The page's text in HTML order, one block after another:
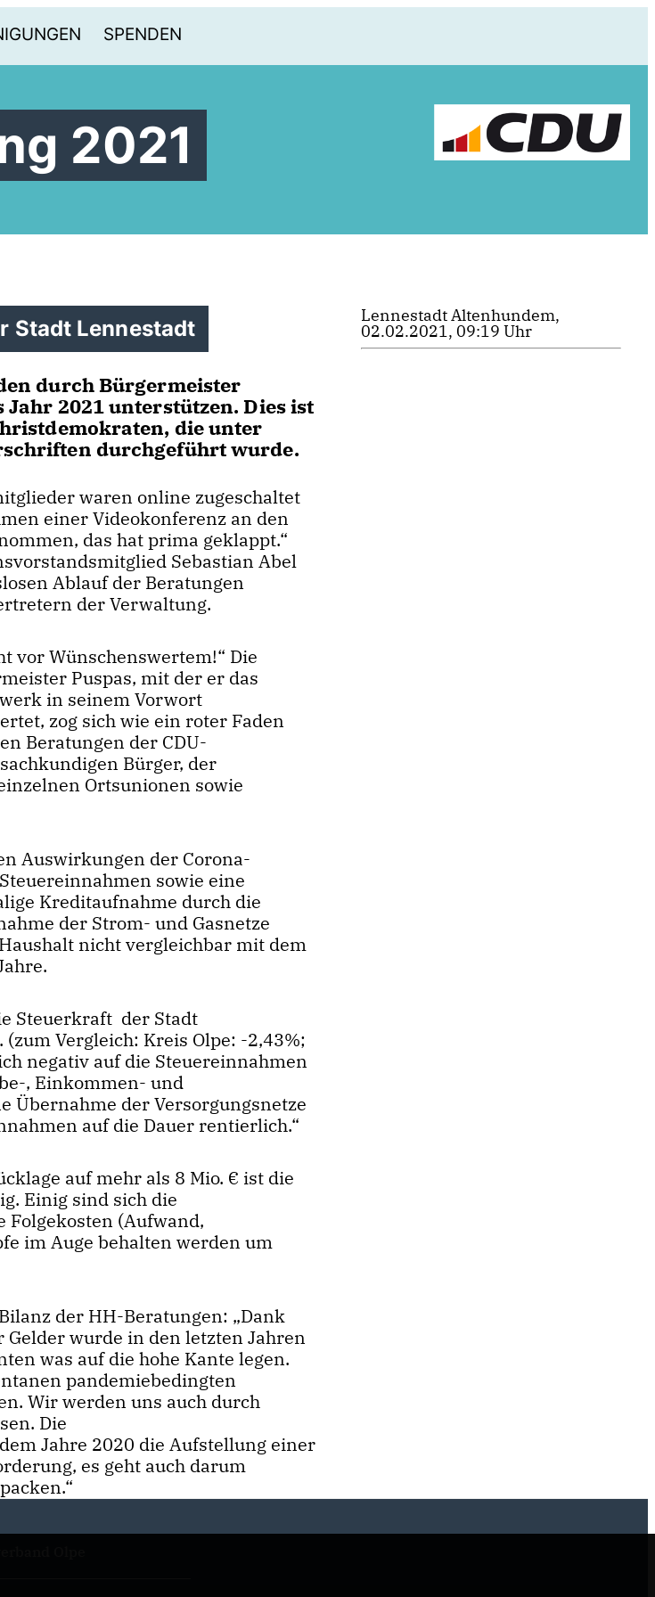
SPENDEN
2021
Stadt Lennestadt
durch Bürgermeister
2021 unterstützen. Dies ist
die unter
durchgeführt wurde.
waren online zugeschaltet
einer Videokonferenz an den
das hat prima geklappt.“
Sebastian Abel
Ablauf der Beratungen
der Verwaltung.
vor Wünschenswertem!“ Die
Puspas, mit der er das
in seinem Vorwort
zog sich wie ein roter Faden
Beratungen der CDU-
Bürger, der
Ortsunionen sowie
Auswirkungen der Corona-
sowie eine
Kreditaufnahme durch die
der Strom- und Gasnetze
nicht vergleichbar mit dem
Steuerkraft der Stadt
Vergleich: Kreis Olpe: -2,43%;
negativ auf die Steuereinnahmen
, Einkommen- und
Übernahme der Versorgungsnetze
auf die Dauer rentierlich.“
auf mehr als 8 Mio. € ist die
Einig sind sich die
(Aufwand,
im Auge behalten werden um
der HH-Beratungen: „Dank
wurde in den letzten Jahren
was auf die hohe Kante legen.
pandemiebedingten
Wir werden uns auch durch
Die
Jahre 2020 die Aufstellung einer
es geht auch darum
Lennestadt Altenhundem,
02.02.2021, 09:19 Uhr